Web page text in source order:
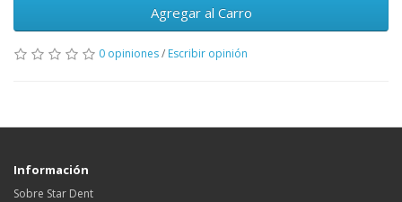
Agregar al Carro
0 opiniones/ Escribir opinión
Información
Sobre Star Dent